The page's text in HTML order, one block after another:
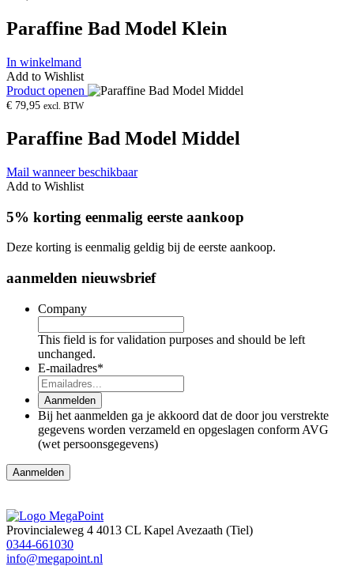
Paraffine Bad Model Klein
In winkelmand
Add to Wishlist
Product openen
€ 79,95 excl. BTW
Paraffine Bad Model Middel
Mail wanneer beschikbaar
Add to Wishlist
5% korting eenmalig eerste aankoop
Deze korting is eenmalig geldig bij de eerste aankoop.
aanmelden nieuwsbrief
Company
This field is for validation purposes and should be left
unchanged.
E-mailadres*
Aanmelden
Bij het aanmelden ga je akkoord dat de door jou verstrekte
gegevens worden verzameld en opgeslagen conform AVG
(wet persoonsgegevens)
Aanmelden
Provincialeweg 4 4013 CL Kapel Avezaath (Tiel)
0344-661030
info@megapoint.nl